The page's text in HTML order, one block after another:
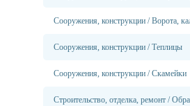
Сооружения, конструкции /Ворота,
Сооружения, конструкции /Теплицы
Сооружения, конструкции /Скамейки
Строительство, отделка, ремонт /